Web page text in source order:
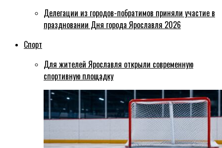
Делегации из городов-побратимов приняли участие в
праздновании Дня города Ярославля 2026
Спорт
Для жителей Ярославля открыли современную
спортивную площадку